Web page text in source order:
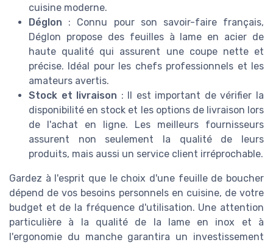
cuisine moderne.
Déglon : Connu pour son savoir-faire français,
Déglon propose des feuilles à lame en acier de
haute qualité qui assurent une coupe nette et
précise. Idéal pour les chefs professionnels et les
amateurs avertis.
Stock et livraison : Il est important de vérifier la
disponibilité en stock et les options de livraison lors
de l'achat en ligne. Les meilleurs fournisseurs
assurent non seulement la qualité de leurs
produits, mais aussi un service client irréprochable.
Gardez à l'esprit que le choix d'une feuille de boucher
dépend de vos besoins personnels en cuisine, de votre
budget et de la fréquence d'utilisation. Une attention
particulière à la qualité de la lame en inox et à
l'ergonomie du manche garantira un investissement